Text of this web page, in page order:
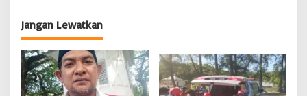
Jangan Lewatkan